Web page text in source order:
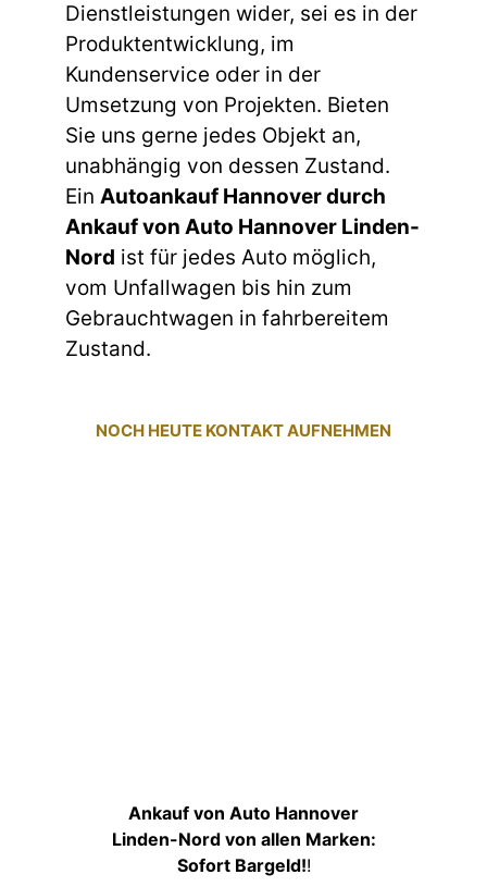
Dienstleistungen wider, sei es in der
Produktentwicklung, im
Kundenservice oder in der
Umsetzung von Projekten. Bieten
Sie uns gerne jedes Objekt an,
unabhängig von dessen Zustand.
Ein Autoankauf Hannover durch
Ankauf von Auto Hannover Linden-
Nord ist für jedes Auto möglich,
vom Unfallwagen bis hin zum
Gebrauchtwagen in fahrbereitem
Zustand.
NOCH HEUTE KONTAKT AUFNEHMEN
Ankauf von Auto Hannover
Linden-Nord von allen Marken:
Sofort Bargeld!!